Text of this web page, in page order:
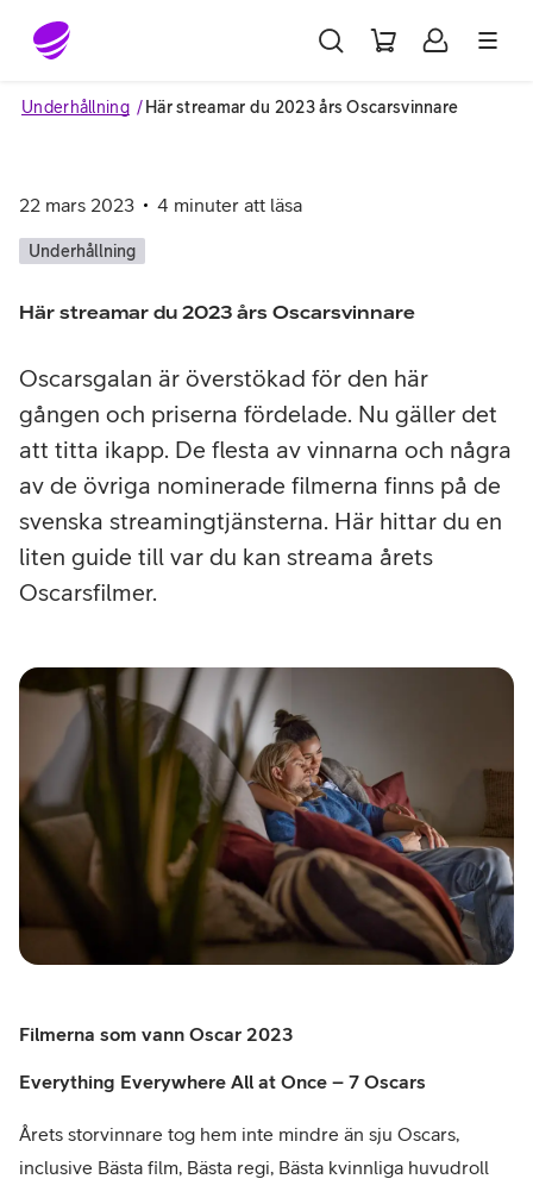
Gå till sidans innehåll
Underhållning Här streamar du 2023 års Oscarsvinnare
22 mars 2023 4 minuter att läsa
Underhållning
Här streamar du 2023 års Oscarsvinnare
Oscarsgalan är överstökad för den här
gången och priserna fördelade. Nu gäller det
att titta ikapp. De flesta av vinnarna och några
av de övriga nominerade filmerna finns på de
svenska streamingtjänsterna. Här hittar du en
liten guide till var du kan streama årets
Oscarsfilmer.
Filmerna som vann Oscar 2023
Everything Everywhere All at Once – 7 Oscars
Årets storvinnare tog hem inte mindre än sju Oscars,
inclusive Bästa film, Bästa regi, Bästa kvinnliga huvudroll